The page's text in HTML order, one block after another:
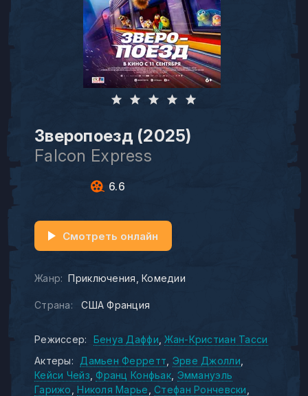
Зверопоезд (2025)
Falcon Express
6.6
Жанр: Приключения Комедии
Страна: США Франция
Смотреть онлайн
Режиссер: Бенуа Даффи Жан-Кристиан Тасси
Актеры:
Дамьен Ферретт Эрве Джолли
Кейси Чейз Франц Конфьак Эммануэль
Гарижо
Николя Марье
Стефан Рончевски